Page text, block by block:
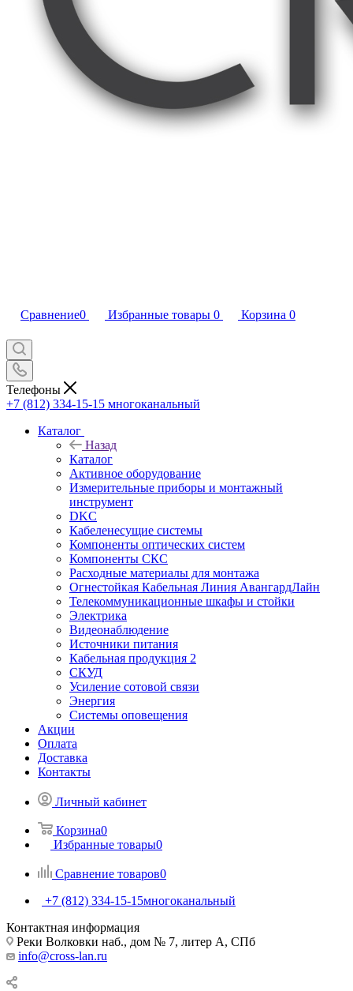
Сравнение0 Избранные товары 0 Корзина 0
Телефоны
+7 (812) 334-15-15 многоканальный
Каталог
Назад
Каталог
Активное оборудование
Измерительные приборы и монтажный
инструмент
DKC
Кабеленесущие системы
Компоненты оптических систем
Компоненты СКС
Расходные материалы для монтажа
Огнестойкая Кабельная Линия АвангардЛайн
Телекоммуникационные шкафы и стойки
Электрика
Видеонаблюдение
Источники питания
Кабельная продукция 2
СКУД
Усиление сотовой связи
Энергия
Системы оповещения
Акции
Оплата
Доставка
Контакты
Личный кабинет
Корзина0
Избранные товары0
Сравнение товаров0
+7 (812) 334-15-15многоканальный
Контактная информация
Реки Волковки наб., дом № 7, литер А, СПб
info@cross-lan.ru